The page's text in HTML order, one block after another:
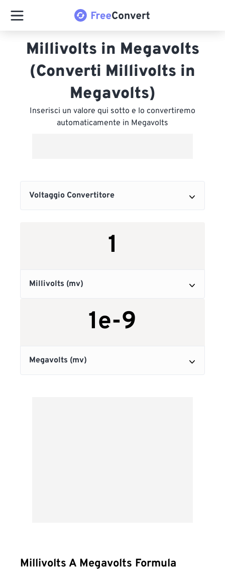
Millivolts in Megavolts
(Converti Millivolts in
Megavolts)
Inserisci un valore qui sotto e lo convertiremo
automaticamente in Megavolts
Millivolts A Megavolts Formula